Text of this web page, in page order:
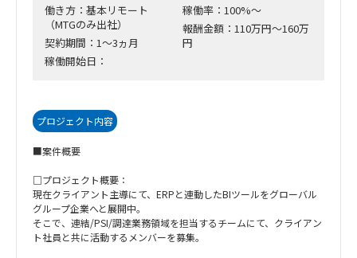
働き方：基本リモート
（MTGのみ出社）
契約期間：1～3ヵ月
稼働開始日：
稼働率：100%～
報酬金額：110万円～160万
円
プロジェクト内容
■案件概要
□プロジェクト概要：
現在クライアント主導にて、ERPと連動したBIツールをグローバル
グループ企業へと展開中。
そこで、連結/PSI/調達業務領域を担当するチームにて、クライアン
ト社員と共に活動するメンバーを募集。